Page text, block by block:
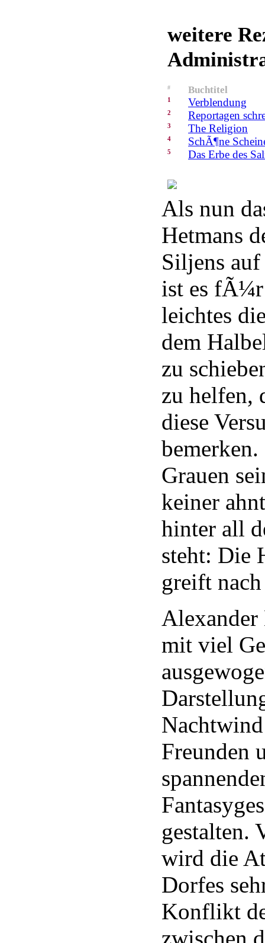
weitere
# Buchtitel
1 Verblendung
2 Reportagen
3 The Religion
4 SchÃ¶ne
5 Das Erbe des
Als nun
Hetmans
Siljens
ist es
leichtes
dem
zu
zu helfen,
diese
Grauen
keiner
hinter all
steht: Die
greift
Alexander
mit viel
Freunden
gestalten.
wird die
Dorfes
Konflikt